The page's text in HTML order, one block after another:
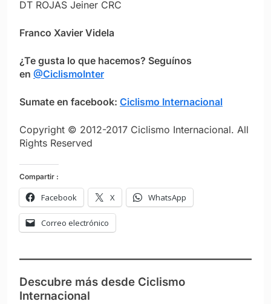
DT ROJAS Jeiner CRC
Franco Xavier Videla
¿Te gusta lo que hacemos? Seguínos
en @CiclismoInter
Sumate en facebook: Ciclismo Internacional
Copyright © 2012-2017 Ciclismo Internacional. All
Rights Reserved
Compartir :
Facebook X WhatsApp
Correo electrónico
Descubre más desde Ciclismo
Internacional